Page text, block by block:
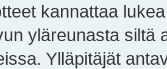
kannattaa
yläreunasta siltä
Ylläpitäjät